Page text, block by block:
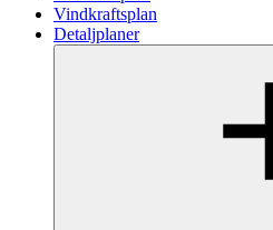
Vindkraftsplan
Detaljplaner